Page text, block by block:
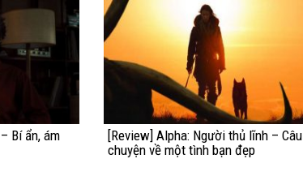
Bí ẩn, ám
[Review] Alpha: Người thủ lĩnh – Câu
chuyện về một tình bạn đẹp